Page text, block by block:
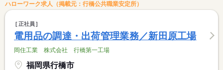
ハローワーク求人（掲載元：行橋公共職業安定所）
正社員
電用品の調達・出荷管理業務／新田原工場
岡住工業 株式会社 行橋第一工場
福岡県行橋市